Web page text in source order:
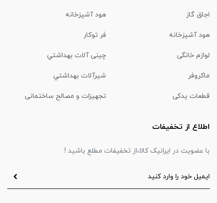
اجاق گاز هود آشپزخانه
هود آشپزخانه فر توکار
لوازم خانگی چینی آلات بهداشتي
ماكروفر شیرآلات بهداشتي
قطعات یدکی تجهیزات و مصالح ساختمانی
اطلاع از تخفیفات
با عضویت در ایرانیک کالا،از تخفیفات مطلع باشید !